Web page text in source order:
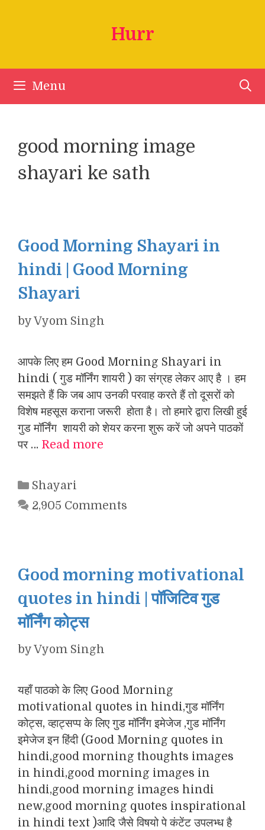
Hurr
Menu
good morning image
shayari ke sath
Good Morning Shayari in
hindi | Good Morning
Shayari
byVyom Singh
आपके लिए हम Good Morning Shayari in
hindi ( गुड मॉर्निंग शायरी ) का संग्रह लेकर आए है । हम
समझते हैं कि जब आप उनकी परवाह करते हैं तो दूसरों को
विशेष महसूस कराना जरूरी होता है। तो हमारे द्वारा लिखी हुई
गुड मॉर्निंग शायरी को शेयर करना शुरू करें जो अपने पाठकों
पर … Read more
Categories
Shayari
2,905 Comments
Good morning motivational
quotes in hindi | पॉजिटिव गुड
मॉर्निंग कोट्स
byVyom Singh
यहाँ पाठको के लिए Good Morning
motivational quotes in hindi,गुड मॉर्निंग
कोट्स, व्हाट्सप्प के लिए गुड मॉर्निंग इमेजेज ,गुड मॉर्निंग
इमेजेज इन हिंदी (Good Morning quotes in
hindi,good morning thoughts images
in hindi,good morning images in
hindi,good morning images hindi
new,good morning quotes inspirational
in hindi text )आदि जैसे विषयो पे कंटेंट उपलभ्ध है